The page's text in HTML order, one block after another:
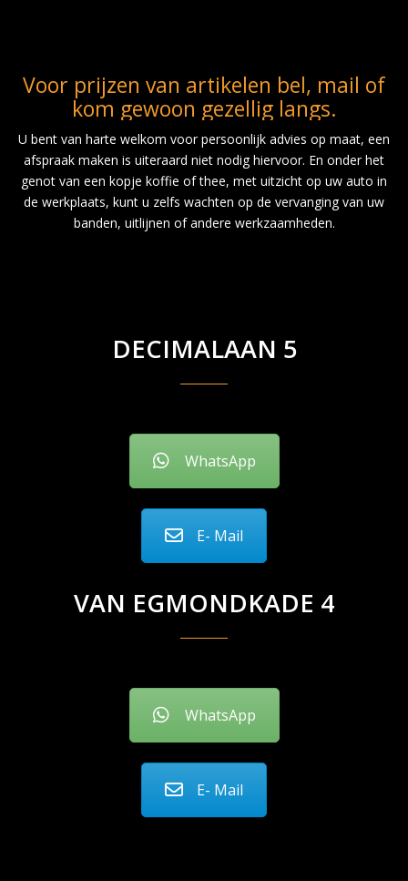
Voor prijzen van artikelen bel, mail of
kom gewoon gezellig langs.
U bent van harte welkom voor persoonlijk advies op maat, een
afspraak maken is uiteraard niet nodig hiervoor. En onder het
genot van een kopje koffie of thee, met uitzicht op uw auto in
de werkplaats, kunt u zelfs wachten op de vervanging van uw
banden, uitlijnen of andere werkzaamheden.
DECIMALAAN 5
WhatsApp
E- Mail
VAN EGMONDKADE 4
WhatsApp
E- Mail